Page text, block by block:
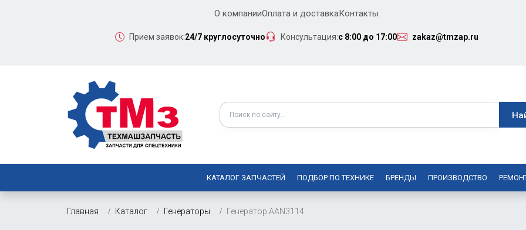
О компанииОплата и доставкаКонтакты
Прием заявок:24/7 круглосуточно Консультация:с 8:00 до 17:00 zakaz@tmzap.ru
КАТАЛОГ ЗАПЧАСТЕЙ ПОДБОР ПО ТЕХНИКЕ БРЕНДЫ ПРОИЗВОДСТВО
Главная Каталог Генераторы Генератор AAN3114